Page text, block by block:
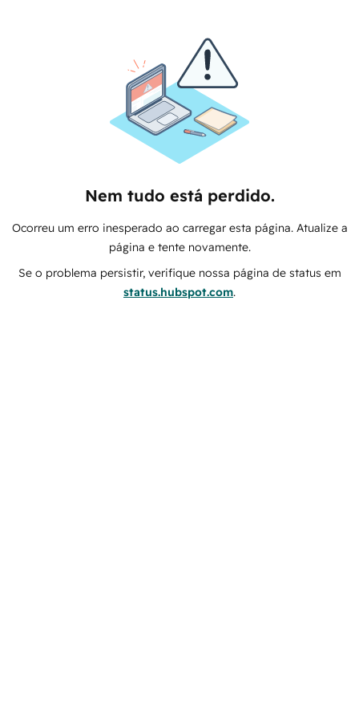
Nem tudo está perdido.
Ocorreu um erro inesperado ao carregar esta página. Atualize a
página e tente novamente.
Se o problema persistir, verifique nossa página de status em
status.hubspot.com.